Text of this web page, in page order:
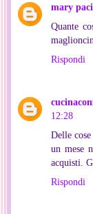
mary
Quante
Rispondi
12:28
Delle
un mese
acquisti.
Rispondi